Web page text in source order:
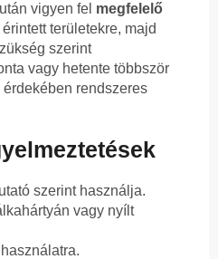
vigyen fel megfelelő
területekre, majd
szerint
vagy hetente többször
rendszeres
szerint használja.
vagy nyílt